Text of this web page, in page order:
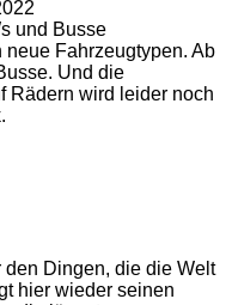
und Busse
Fahrzeugtypen. Ab
Und die
Rädern wird leider noch
den Dingen, die die Welt
hier wieder seinen